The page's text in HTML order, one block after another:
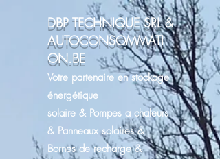
DBP TECHNIQUE SRL &
AUTOCONSOMMATI
ON.BE
Votre partenaire en stockage
énergétique
solaire & Pompes a chaleurs
& Panneaux solaires &
Bornes de recharge &